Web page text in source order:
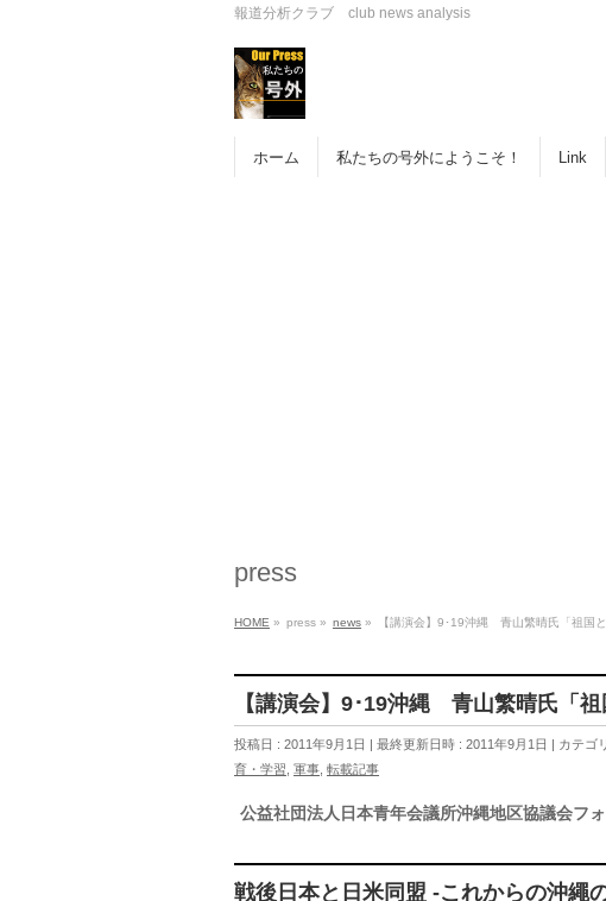
報道分析クラブ club news analysis
ホーム 私たちの号外にようこそ！ Link
press
HOME » press » news » 【講演会】9･19沖縄 青山繁晴氏「祖国と
【講演会】9･19沖縄 青山繁晴氏「祖
投稿日 : 2011年9月1日 最終更新日時 : 2011年9月1日 カテゴ
育・学習 軍事 転載記事
公益社団法人日本青年会議所沖縄地区協議会フ
戦後日本と日米同盟 -これからの沖繩